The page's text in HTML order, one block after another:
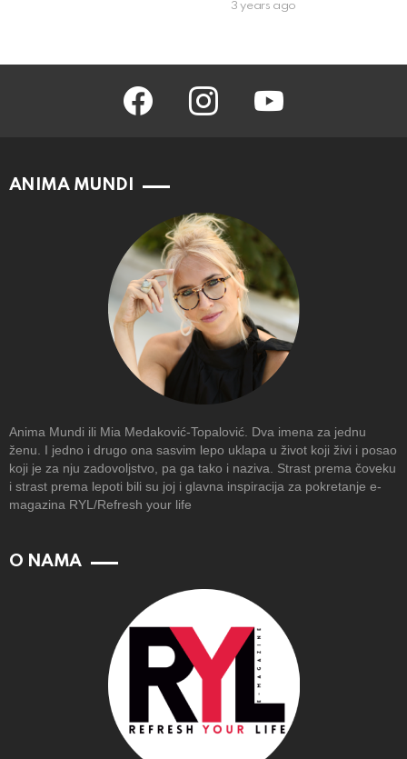
3 years ago
facebook instagram youtube
ANIMA MUNDI
Anima Mundi ili Mia Medaković-Topalović. Dva imena za jednu
ženu. I jedno i drugo ona sasvim lepo uklapa u život koji živi i posao
koji je za nju zadovoljstvo, pa ga tako i naziva. Strast prema čoveku
i strast prema lepoti bili su joj i glavna inspiracija za pokretanje e-
magazina RYL/Refresh your life
O NAMA